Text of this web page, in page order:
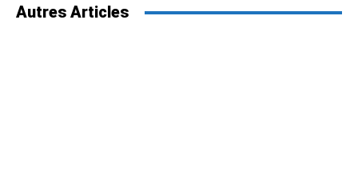
Autres Articles